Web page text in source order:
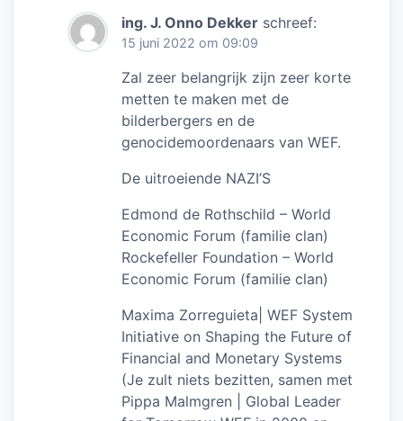
ing. J. Onno Dekker schreef:
15 juni 2022 om 09:09
Zal zeer belangrijk zijn zeer korte
metten te maken met de
bilderbergers en de
genocidemoordenaars van WEF.
De uitroeiende NAZI’S
Edmond de Rothschild – World
Economic Forum (familie clan)
Rockefeller Foundation – World
Economic Forum (familie clan)
Maxima Zorreguieta| WEF System
Initiative on Shaping the Future of
Financial and Monetary Systems
(Je zult niets bezitten, samen met
Pippa Malmgren | Global Leader